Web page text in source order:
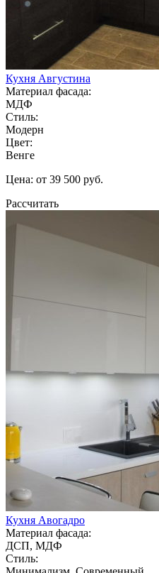
Кухня Августина
Материал фасада:
МДФ
Стиль:
Модерн
Цвет:
Венге
Цена: от 39 500 руб.
Рассчитать
Кухня Авогадро
Материал фасада:
ДСП, МДФ
Стиль: